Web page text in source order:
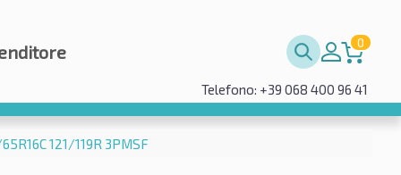
0
Telefono: +39 068 400 96 41
121/119R 3PMSF